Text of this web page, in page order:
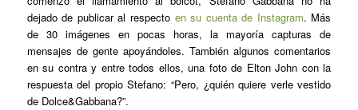
dejado de publicar al respecto en su cuenta de Instagram. Más
de 30 imágenes en pocas horas, la mayoría capturas de
mensajes de gente apoyándoles. También algunos comentarios
en su contra y entre todos ellos, una foto de Elton John con la
respuesta del propio Stefano: “Pero, ¿quién quiere verle vestido
de Dolce&Gabbana?”.